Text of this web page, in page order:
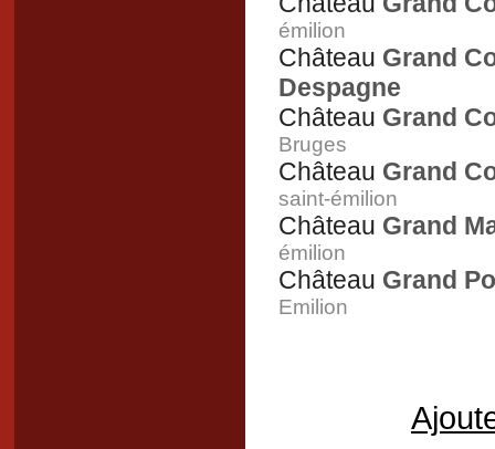
émilion
Château Grand
Despagne
Château Grand
Bruges
Château Grand
saint-émilion
Château Grand
émilion
Château Grand
Emilion